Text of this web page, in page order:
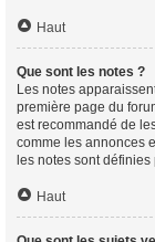
Haut
Que sont les notes ?
Les notes
première page du
est recommandé de
comme les annonces
les notes sont
Haut